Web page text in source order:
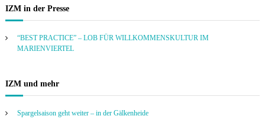
IZM in der Presse
“BEST PRACTICE” – LOB FÜR WILLKOMMENSKULTUR IM
MARIENVIERTEL
IZM und mehr
Spargelsaison geht weiter – in der Gälkenheide